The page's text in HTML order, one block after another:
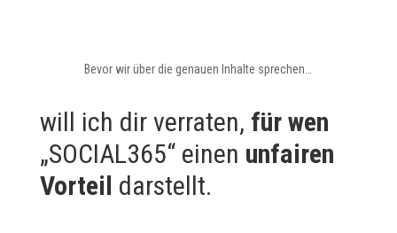
Bevor wir über die genauen Inhalte sprechen…
will ich dir verraten, für wen
„SOCIAL365“ einen unfairen
Vorteil darstellt.